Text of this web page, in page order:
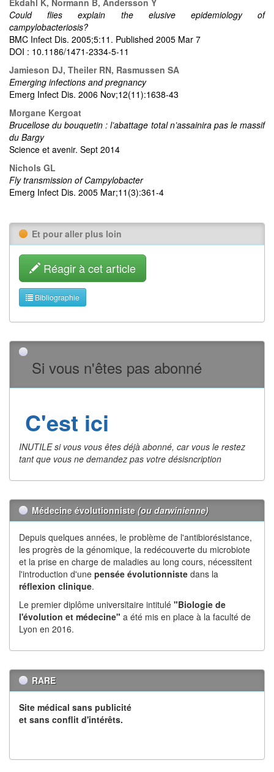
Could flies explain the elusive epidemiology of
campylobacteriosis?
BMC Infect Dis. 2005;5:11. Published 2005 Mar 7
DOI : 10.1186/1471-2334-5-11
Jamieson DJ, Theiler RN, Rasmussen SA
Emerging infections and pregnancy
Emerg Infect Dis. 2006 Nov;12(11):1638-43
Morgane Kergoat
Brucellose du bouquetin : l’abattage total n’assainira pas le massif
du Bargy
Science et avenir. Sept 2014
Nichols GL
Fly transmission of Campylobacter
Emerg Infect Dis. 2005 Mar;11(3):361-4
Et pour aller plus loin
Réagir à cet article
Bibliographie
Si vous n'êtes pas abonné
C'est ici
INUTILE si vous vous êtes déjà abonné, car vous le restez
tant que vous ne demandez pas votre désisncription
Médecine évolutionniste (ou darwinienne)
Depuis quelques années, le problème de l'antibiorésistance,
les progrès de la génomique, la redécouverte du microbiote
et la prise en charge de maladies au long cours, nécessitent
l'introduction d'une pensée évolutionniste dans la
réflexion clinique.
Le premier diplôme universitaire intitulé "Biologie de
l'évolution et médecine" a été mis en place à la faculté de
Lyon en 2016.
RARE
Site médical sans publicité
et sans conflit d'intérêts.